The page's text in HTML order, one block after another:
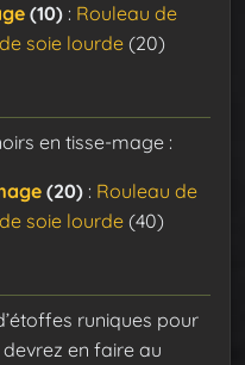
(10) : Rouleau de
soie lourde (20)
en tisse-mage :
(20) : Rouleau de
soie lourde (40)
runiques pour
en faire au